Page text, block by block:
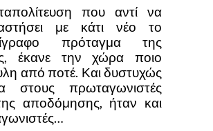
που αντί να
με κάτι νέο το
πρόταγμα της
έκανε την χώρα ποιο
από ποτέ. Και δυστυχώς
στους πρωταγωνιστές
αποδόμησης, ήταν και